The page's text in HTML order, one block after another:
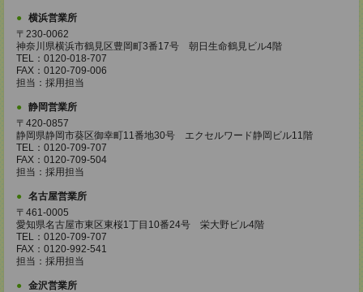
横浜営業所
〒230-0062
神奈川県横浜市鶴見区豊岡町3番17号 朝日生命鶴見ビル4階
TEL：0120-018-707
FAX：0120-709-006
担当：採用担当
静岡営業所
〒420-0857
静岡県静岡市葵区御幸町11番地30号 エクセルワード静岡ビル11階
TEL：0120-709-707
FAX：0120-709-504
担当：採用担当
名古屋営業所
〒461-0005
愛知県名古屋市東区東桜1丁目10番24号 栄大野ビル4階
TEL：0120-709-707
FAX：0120-992-541
担当：採用担当
金沢営業所